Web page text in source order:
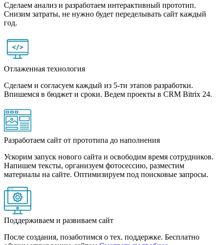
Сделаем анализ и разработаем интерактивный прототип.
Снизим затраты, не нужно будет переделывать сайт каждый
год.
Отлаженная технология
Сделаем и согласуем каждый из 5-ти этапов разработки.
Впишемся в бюджет и сроки. Ведем проекты в CRM Bitrix 24.
Разработаем сайт от прототипа до наполнения
Ускорим запуск нового сайта и освободим время сотрудников.
Напишем тексты, организуем фотосессию, разместим
материалы на сайте. Оптимизируем под поисковые запросы.
Поддерживаем и развиваем сайт
После создания, позаботимся о тех. поддержке. Бесплатно